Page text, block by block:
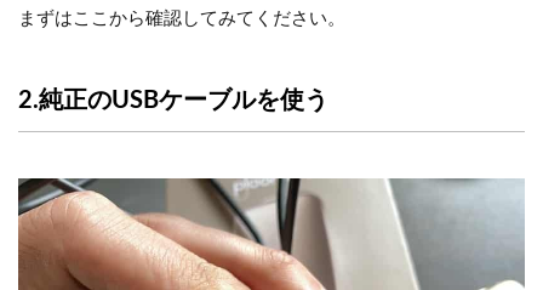
まずはここから確認してみてください。
2.純正のUSBケーブルを使う